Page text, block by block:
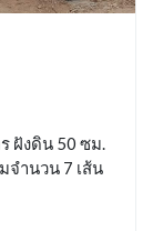
ฝังดิน 50 ซม.
จำนวน 7 เส้น